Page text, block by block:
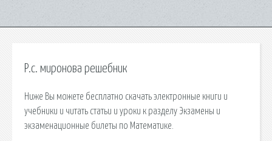
Р.с. миронова решебник
Ниже Вы можете бесплатно скачать электронные книги и
учебники и читать статьи и уроки к разделу Экзамены и
экзаменационные билеты по Математике.